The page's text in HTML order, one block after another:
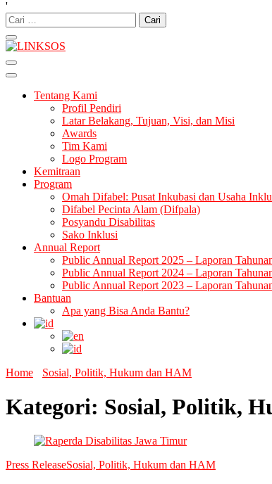
'
Cari
untuk:
Tentang Kami
Profil Pendiri
Latar Belakang, Tujuan, Visi, dan Misi
Awards
Tim Kami
Logo Program
Kemitraan
Program
Omah Difabel: Pusat Inkubasi dan Usaha
Difabel Pecinta Alam (Difpala)
Posyandu Disabilitas
Sako Inklusi
Annual Report
Public Annual Report 2025 – Laporan
Public Annual Report 2024 – Laporan
Public Annual Report 2023 – Laporan
Bantuan
Apa yang Bisa Anda Bantu?
Home Sosial, Politik, Hukum dan HAM
Kategori: Sosial, Politik,
Press ReleaseSosial, Politik, Hukum dan HAM